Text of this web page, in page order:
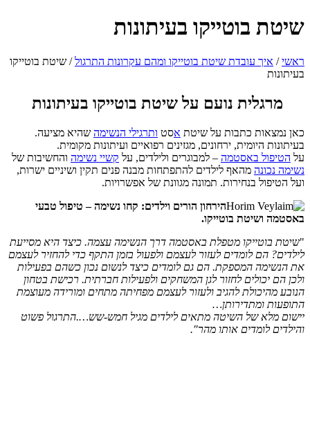
שיטת בוטייקו בעיתונות
ראשי/ איך עובדת שיטת בוטייקו ומהם עקרונות התרגול/ שיטת בוטייקו
בעיתונות
מרגלית נועם על שיטת בוטייקו בעיתונות
כאן נמצאות כתבות על שיטת אסט ותרגילי הנשימה שהיא מציעה.
בעיתונות היומית, ירחונים, מגזינים רפואיים ועיתונות מקומית.
על הטיפול באסטמה – למבוגרים ולילדים, על קשיי נשימה והחשיבות של
נשימה נכונה מהאף לילדים להתפתחות מבנה פנים תקין ושיניים ישרות,
ועל הטיפול בנחירות. תמונה מגוונת של אפשרויות.
הירחון הורים וילדים: קחו נשימה – טיפול טבעי
באסטמה ושיטת בוטייקו.
"שיטת בוטייקו מטפלת באסטמה דרך הנשימה עצמה. כיצד היא מסייעת
לילדים? הם לומדים לעזור לעצמם ולפעול בזמן התקף כדי להחזיר לעצמם
את הנשימה המספקת. הם גם לומדים כיצד לנשום נכון כשהם בפעילות
ולכן הם יכולים לחזור לגן המשחקים ולפעילות חברתית. רכישת בטחון
הנובע מהיכולת להגיב ולעזור לעצמם מפחיתה מתחים ומורידה מעוצמת
התופעות ומתדירותן…
יישום מלא של השיטה מתאים לילדים מגיל חמש-שש….התרגול פשוט
והילדים לומדים אותו מהר".